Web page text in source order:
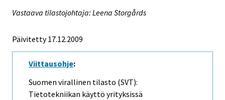
Vastaava tilastojohtaja: Leena Storgårds
Päivitetty 17.12.2009
Viittausohje:
Suomen virallinen tilasto (SVT):
Tietotekniikan käyttö yrityksissä